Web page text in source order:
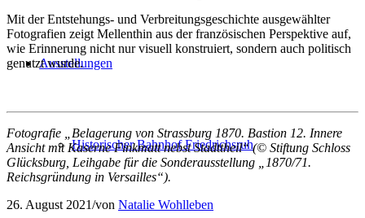
Ausstellungen
Historischer Bahnhof Friedrichsruh
Mit der Entstehungs- und Verbreitungsgeschichte ausgewählter
Fotografien zeigt Mellenthin aus der französischen Perspektive auf,
wie Erinnerung nicht nur visuell konstruiert, sondern auch politisch
genutzt wurde.
Fotografie „Belagerung von Strassburg 1870. Bastion 12. Innere
Ansicht mit Kaserne Finkmatt nebst Stadttheil“ (© Stiftung Schloss
Glücksburg, Leihgabe für die Sonderausstellung „1870/71.
Reichsgründung in Versailles“).
26. August 2021/von Natalie Wohlleben